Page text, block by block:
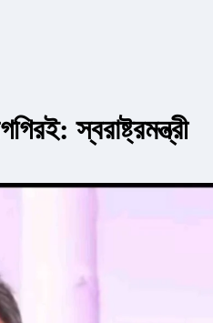
স্বরাষ্ট্রমন্ত্রী